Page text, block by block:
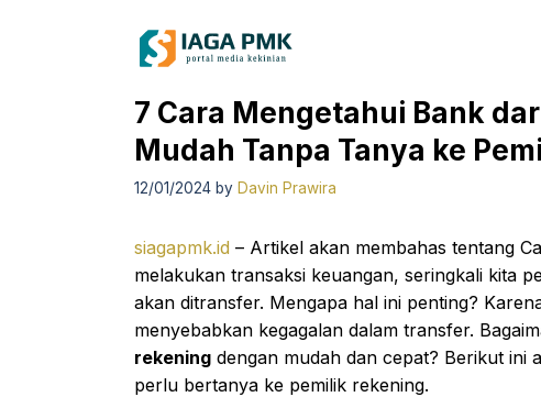
7 Cara Mengetahui Bank
Mudah Tanpa Tanya ke
12/01/2024 by Davin Prawira
siagapmk.id – Artikel akan membahas tentang
melakukan transaksi keuangan, seringkali kita
akan ditransfer. Mengapa hal ini penting?
menyebabkan kegagalan dalam transfer.
rekening dengan mudah dan cepat? Berikut ini
perlu bertanya ke pemilik rekening.